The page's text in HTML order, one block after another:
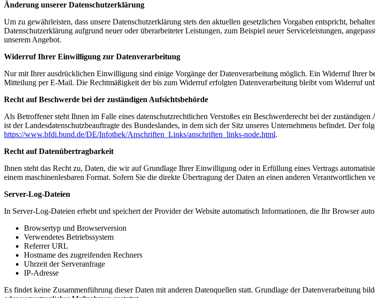
Änderung unserer Datenschutzerklärung
Um zu gewährleisten, dass unsere Datenschutzerklärung stets den aktuellen gesetzlichen Vorgaben entspricht,
Datenschutzerklärung aufgrund neuer oder überarbeiteter Leistungen, zum Beispiel neuer Serviceleistungen,
unserem Angebot.
Widerruf Ihrer Einwilligung zur Datenverarbeitung
Nur mit Ihrer ausdrücklichen Einwilligung sind einige Vorgänge der Datenverarbeitung möglich. Ein Widerruf Ihrer
Mitteilung per E-Mail. Die Rechtmäßigkeit der bis zum Widerruf erfolgten Datenverarbeitung bleibt vom Widerruf
Recht auf Beschwerde bei der zuständigen Aufsichtsbehörde
Als Betroffener steht Ihnen im Falle eines datenschutzrechtlichen Verstoßes ein Beschwerderecht bei der
ist der Landesdatenschutzbeauftragte des Bundeslandes, in dem sich der Sitz unseres Unternehmens befindet. Der
https://www.bfdi.bund.de/DE/Infothek/Anschriften_Links/anschriften_links-node.html.
Recht auf Datenübertragbarkeit
Ihnen steht das Recht zu, Daten, die wir auf Grundlage Ihrer Einwilligung oder in Erfüllung eines Vertrags
einem maschinenlesbaren Format. Sofern Sie die direkte Übertragung der Daten an einen anderen Verantwortlichen
Server-Log-Dateien
In Server-Log-Dateien erhebt und speichert der Provider der Website automatisch Informationen, die Ihr Browser
Browsertyp und Browserversion
Verwendetes Betriebssystem
Referrer URL
Hostname des zugreifenden Rechners
Uhrzeit der Serveranfrage
IP-Adresse
Es findet keine Zusammenführung dieser Daten mit anderen Datenquellen statt. Grundlage der Datenverarbeitung